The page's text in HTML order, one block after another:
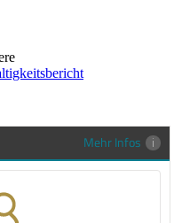
Mehr Infos